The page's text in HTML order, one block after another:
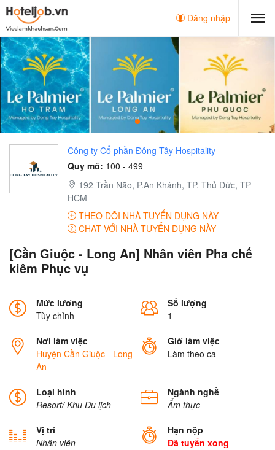
Đăng nhập
Công ty Cổ phần Đông Tây Hospitality
Quy mô: 100 - 499
192 Trần Não, P.An Khánh, TP. Thủ Đức, TP
HCM
THEO DÕI NHÀ TUYỂN DỤNG NÀY
CHAT VỚI NHÀ TUYỂN DỤNG NÀY
[Cần Giuộc - Long An] Nhân viên Pha chế
kiêm Phục vụ
Mức lương
Tùy chỉnh
Số lượng
1
Nơi làm việc
Huyện Cần Giuộc - Long
An
Giờ làm việc
Làm theo ca
Loại hình
Resort/ Khu Du lịch
Ngành nghề
Ẩm thực
Vị trí
Nhân viên
Hạn nộp
Đã tuyển xong